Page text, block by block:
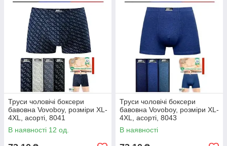
Труси чоловічі боксери
бавовна Vovoboy, розміри XL-
4XL, асорті, 8041
В наявності 12 од.
Труси чоловічі боксери
бавовна Vovoboy, розміри XL-
4XL, асорті, 8043
В наявності